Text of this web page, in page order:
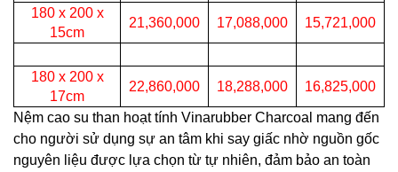
180 x 200 x
15cm
21,360,000 17,088,000 15,721,000
180 x 200 x
17cm
22,860,000 18,288,000 16,825,000
Nệm cao su than hoạt tính Vinarubber Charcoal mang đến
cho người sử dụng sự an tâm khi say giấc nhờ nguồn gốc
nguyên liệu được lựa chọn từ tự nhiên, đảm bảo an toàn